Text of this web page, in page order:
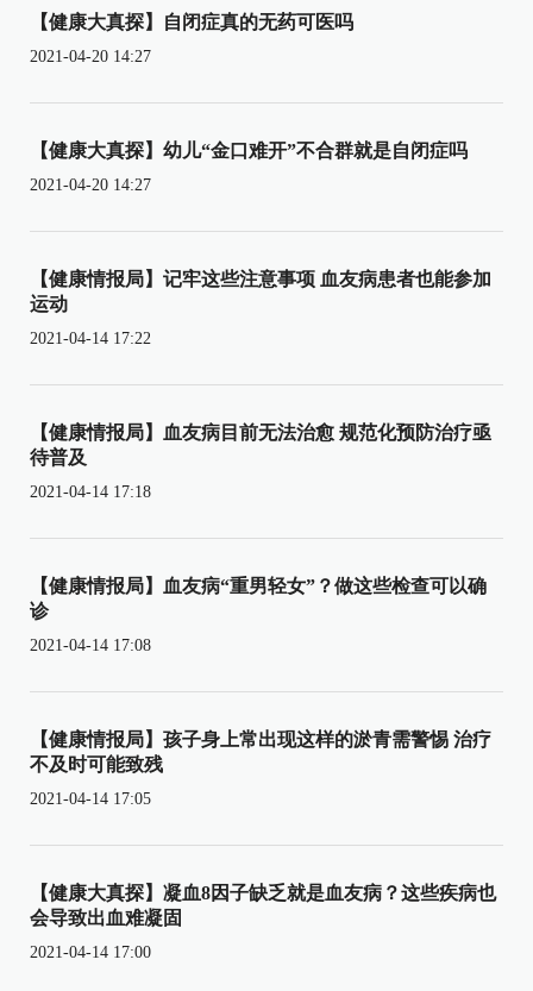
【健康大真探】自闭症真的无药可医吗
2021-04-20 14:27
【健康大真探】幼儿“金口难开”不合群就是自闭症吗
2021-04-20 14:27
【健康情报局】记牢这些注意事项 血友病患者也能参加
运动
2021-04-14 17:22
【健康情报局】血友病目前无法治愈 规范化预防治疗亟
待普及
2021-04-14 17:18
【健康情报局】血友病“重男轻女”？做这些检查可以确
诊
2021-04-14 17:08
【健康情报局】孩子身上常出现这样的淤青需警惕 治疗
不及时可能致残
2021-04-14 17:05
【健康大真探】凝血8因子缺乏就是血友病？这些疾病也
会导致出血难凝固
2021-04-14 17:00